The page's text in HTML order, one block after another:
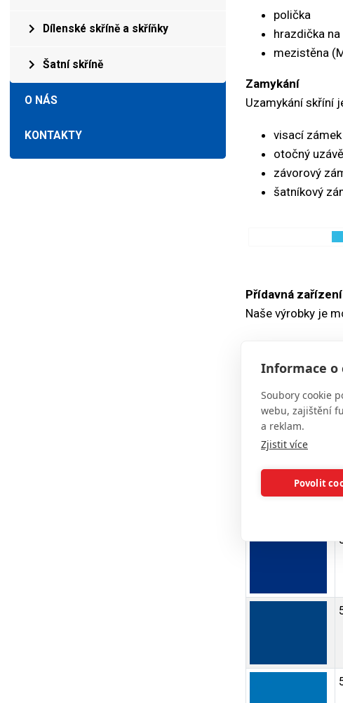
Informace o
Soubory cookie
webu, zajištění
a reklam.
Zjistit více
Povolit
polička
hrazdička
mezistěna
Zamykání
Uzamykání skříní
visací zámek
otočný
závorový
šatníkový
Přídavná zařízení
Naše výrobky je
Povrchová
barevné
VZORNÍK
Dílenské skříně a skříňky
Šatní skříně
O NÁS
KONTAKTY